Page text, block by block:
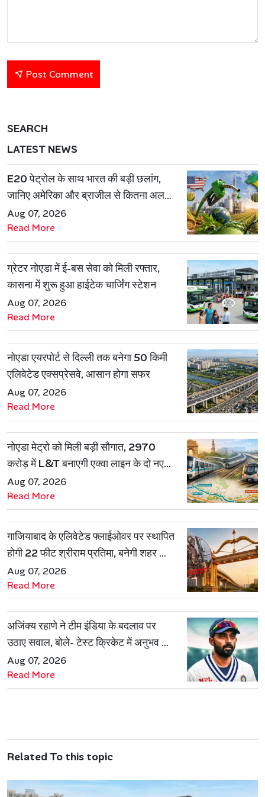
Post Comment
SEARCH
LATEST NEWS
E20 पेट्रोल के साथ भारत की बड़ी छलांग,
जानिए अमेरिका और ब्राजील से कितना अलग
है एथेनॉल मॉडल
Aug 07, 2026
Read More
ग्रेटर नोएडा में ई-बस सेवा को मिली रफ्तार,
कासना में शुरू हुआ हाईटेक चार्जिंग स्टेशन
Aug 07, 2026
Read More
नोएडा एयरपोर्ट से दिल्ली तक बनेगा 50 किमी
एलिवेटेड एक्सप्रेसवे, आसान होगा सफर
Aug 07, 2026
Read More
नोएडा मेट्रो को मिली बड़ी सौगात, 2970
करोड़ में L&T बनाएगी एक्वा लाइन के दो नए
रूट
Aug 07, 2026
Read More
गाजियाबाद के एलिवेटेड फ्लाईओवर पर स्थापित
होगी 22 फीट श्रीराम प्रतिमा, बनेगी शहर की
नई पहचान
Aug 07, 2026
Read More
अजिंक्य रहाणे ने टीम इंडिया के बदलाव पर
उठाए सवाल, बोले- टेस्ट क्रिकेट में अनुभव की
जरूरत हमेशा रहेगी
Aug 07, 2026
Read More
Related To this topic